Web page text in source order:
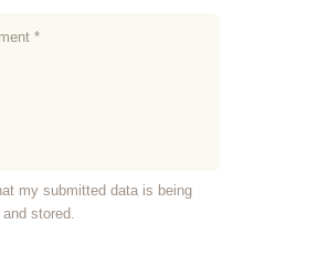
my submitted data is being
stored.